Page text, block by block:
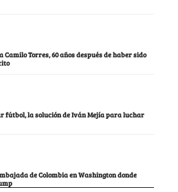
Torres, 60 años después de haber sido
fútbol, la solución de Iván Mejía para luchar
de Colombia en Washington donde